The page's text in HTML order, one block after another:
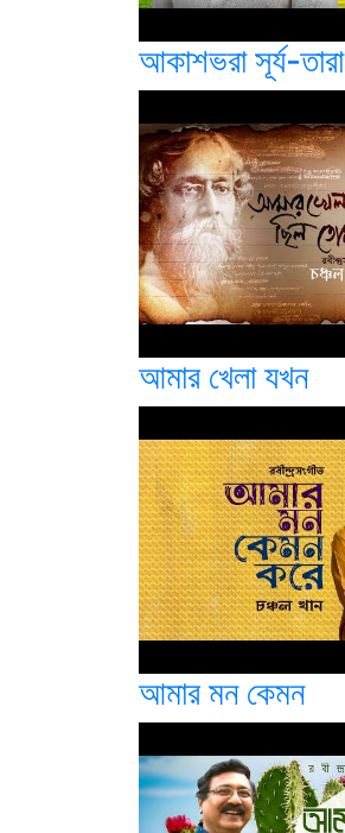
আকাশভরা সূর্য-তারা
আমার খেলা যখন
আমার মন কেমন